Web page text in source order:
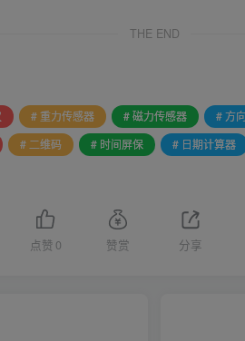
THE END
# 重力传感器 # 磁力传感器 # 方
# 二维码 # 时间屏保 # 日期计算器
点赞 0 赞赏 分享